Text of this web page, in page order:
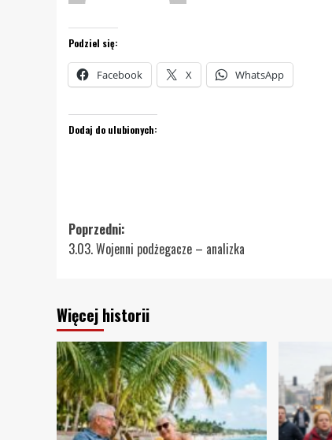
Podziel się:
Facebook X WhatsApp
Dodaj do ulubionych:
Zobacz
wpisy
Poprzedni:
3.03. Wojenni podżegacze – analizka
Więcej historii